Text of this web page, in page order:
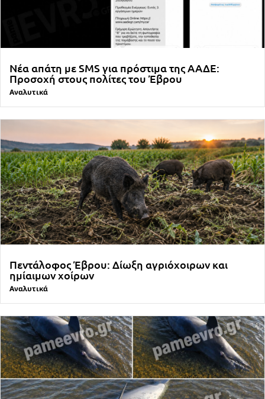
Νέα απάτη με SMS για πρόστιμα της ΑΑΔΕ:
Προσοχή στους πολίτες του Έβρου
Αναλυτικά
Πεντάλοφος Έβρου: Δίωξη αγριόχοιρων και
ημίαιμων χοίρων
Αναλυτικά